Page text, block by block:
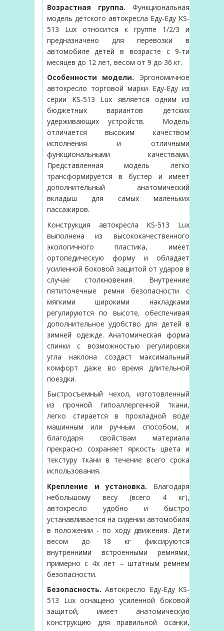
Возрастная группа.Функциональная
модель детского автокресла Еду-Еду KS-
513 Lux относится к группе 1/2/3 и
предназначено для перевозки в
автомобиле детей в возрасте с 9-ти
месяцев до 12 лет, весом от 9 до 36 кг.
Особенности модели. Эргономичное
автокресло торговой марки Еду-Еду из
серии KS-513 Lux является одним из
бюджетных вариантов детских
удерживающих устройств. Модель
отличается высоким качеством
исполнения и отличными
функциональными качествами.
Представленная модель легко
трансформируется в бустер и имеет
дополнительный анатомический
вкладыш для самых маленьких
пассажиров.
Конструкция автокресла KS-513 Lux
выполнена из высококачественного
экологичного пластика, имеет
ортопедическую форму и обладает
усиленной боковой защитой от ударов в
случае столкновения. Внутренние
пятиточечные ремни безопасности с
мягкими широкими накладками
регулируются по высоте, обеспечивая
дополнительное удобство для детей в
зимней одежде. Анатомическая форма
спинки с возможностью регулировки
угла наклона создаст максимальный
комфорт даже во время длительной
поездки.
Быстросъемный чехол, изготовленный
из прочной гипоаллергенной ткани,
легко стирается в прохладной воде
машинным или ручным способом, и
благодаря свойствам материала
прекрасно сохраняет яркость цвета и
текстуру ткани в течение всего срока
использования.
Крепление и установка. Благодаря
небольшому весу (всего 4 кг),
автокресло удобно и быстро
устанавливается на сидении автомобиля
в положении - по ходу движения. Дети
весом до 18 кг фиксируются
внутренними встроенными ремнями,
примерно с 4х лет – штатным ремнем
безопасности.
Безопасность. Автокресло Еду-Еду KS-
513 Lux оснащено усиленной боковой
защитой, имеет анатомическую
конструкцию для правильной осанки,